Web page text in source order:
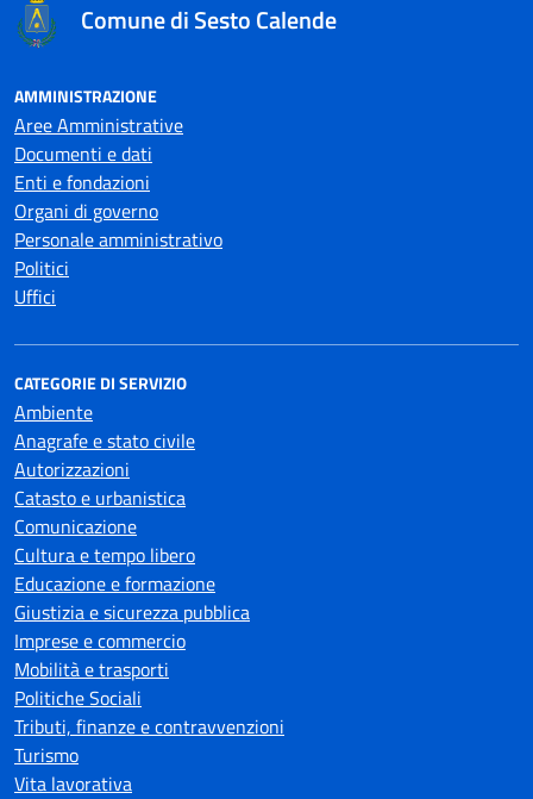
Comune di Sesto Calende
AMMINISTRAZIONE
Aree Amministrative
Documenti e dati
Enti e fondazioni
Organi di governo
Personale amministrativo
Politici
Uffici
CATEGORIE DI SERVIZIO
Ambiente
Anagrafe e stato civile
Autorizzazioni
Catasto e urbanistica
Comunicazione
Cultura e tempo libero
Educazione e formazione
Giustizia e sicurezza pubblica
Imprese e commercio
Mobilità e trasporti
Politiche Sociali
Tributi, finanze e contravvenzioni
Turismo
Vita lavorativa